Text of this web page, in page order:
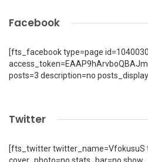
Facebook
[fts_facebook type=page
posts=3 description=no
Twitter
[fts_twitter twitter_name=VfokusuS